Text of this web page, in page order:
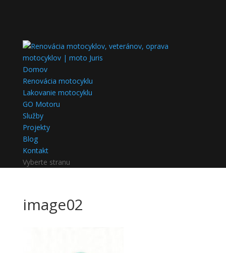
Domov
Renovácia motocyklu
Lakovanie motocyklu
GO Motoru
Služby
Projekty
Blog
Kontakt
Vyberte stranu
image02